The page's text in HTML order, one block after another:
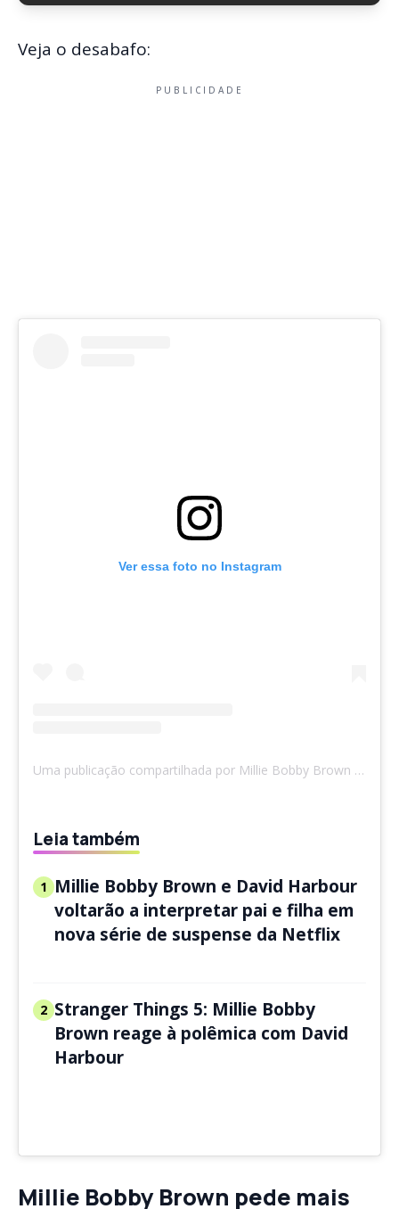
Veja o desabafo:
PUBLICIDADE
Ver essa foto no Instagram
Uma publicação compartilhada por Millie Bobby Brown (@milliebobbybrown)
Leia também
1 Millie Bobby Brown e David Harbour
voltarão a interpretar pai e filha em
nova série de suspense da Netflix
2 Stranger Things 5: Millie Bobby
Brown reage à polêmica com David
Harbour
Millie Bobby Brown pede mais